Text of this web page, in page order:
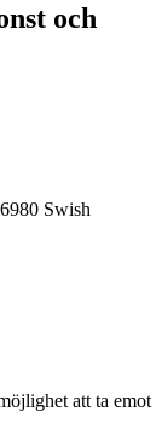
och
Swish
att ta emot